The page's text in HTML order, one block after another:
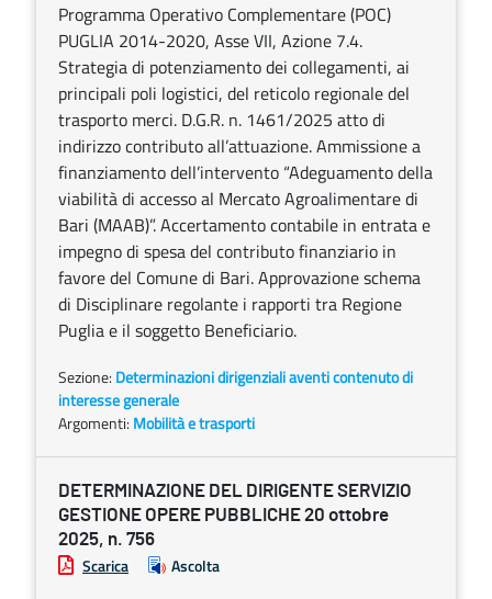
Programma Operativo Complementare (POC)
PUGLIA 2014-2020, Asse VII, Azione 7.4.
Strategia di potenziamento dei collegamenti, ai
principali poli logistici, del reticolo regionale del
trasporto merci. D.G.R. n. 1461/2025 atto di
indirizzo contributo all’attuazione. Ammissione a
finanziamento dell’intervento “Adeguamento della
viabilità di accesso al Mercato Agroalimentare di
Bari (MAAB)”. Accertamento contabile in entrata e
impegno di spesa del contributo finanziario in
favore del Comune di Bari. Approvazione schema
di Disciplinare regolante i rapporti tra Regione
Puglia e il soggetto Beneficiario.
Sezione: Determinazioni dirigenziali aventi contenuto di
interesse generale
Argomenti: Mobilità e trasporti
DETERMINAZIONE DEL DIRIGENTE SERVIZIO
GESTIONE OPERE PUBBLICHE 20 ottobre
2025, n. 756
Scarica Ascolta